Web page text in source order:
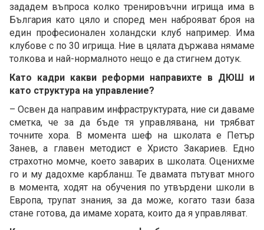
зададем въпроса колко тренировъчни игрища има в
България като цяло и според мен наброяват броя на
един професионален холандски клуб например. Има
клубове с по 30 игрища. Ние в цялата държава нямаме
толкова и най-нормалното нещо е да стигнем дотук.
Като кадри какви реформи направихте в ДЮШ и
като структура на управление?
– Освен да направим инфраструктурата, ние си даваме
сметка, че за да бъде тя управлявана, ни трябват
точните хора. В момента шеф на школата е Петър
Занев, а главен методист е Христо Закариев. Едно
страхотно момче, което заварих в школата. Оценихме
го и му дадохме карбланш. Те двамата пътуват много
в момента, ходят на обучения по утвърдени школи в
Европа, трупат знания, за да може, когато тази база
стане готова, да имаме хората, които да я управляват.